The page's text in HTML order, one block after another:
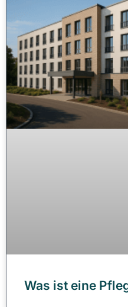
Was ist eine